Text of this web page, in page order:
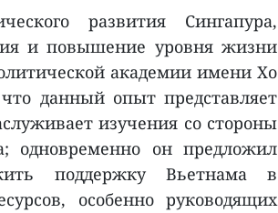
развития Сингапура,
и повышение уровня жизни
академии имени Хо
данный опыт представляет
изучения со стороны
одновременно он предложил
поддержку Вьетнама в
особенно руководящих